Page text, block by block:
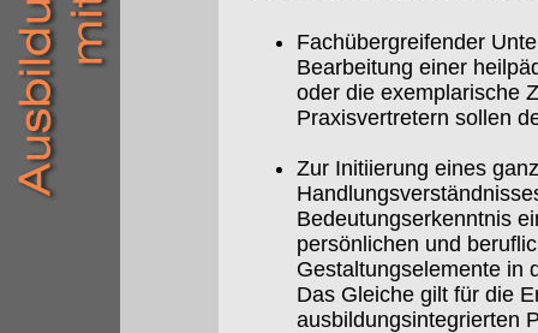
Fachübergreifender
Bearbeitung einer
oder die exemplarische
Praxisvertretern sollen
Zur Initiierung eines
Bedeutungserkenntnis
persönlichen und
Gestaltungselemente in
Das Gleiche gilt für die
ausbildungsintegrierten